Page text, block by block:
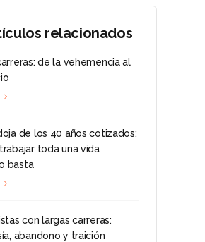
relacionados
de la vehemencia al
de los 40 años cotizados:
toda una vida
basta
con largas carreras:
abandono y traición